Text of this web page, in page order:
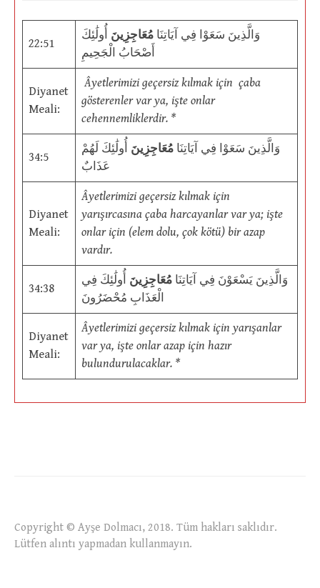
22:51
وَالَّذِينَ سَعَوْا فِي آيَاتِنَا مُعَاجِزِينَ أُولَٰئِكَ
أَصْحَابُ الْجَحِيمِ
Diyanet
Meali:
Âyetlerimizi geçersiz kılmak için çaba
gösterenler var ya, işte onlar
cehennemliklerdir. *
34:5
وَالَّذِينَ سَعَوْا فِي آيَاتِنَا مُعَاجِزِينَ أُولَٰئِكَ لَهُمْ
عَذَابٌ
Diyanet
Meali:
Âyetlerimizi geçersiz kılmak için
yarışırcasına çaba harcayanlar var ya; işte
onlar için (elem dolu, çok kötü) bir azap
vardır.
34:38
وَالَّذِينَ يَسْعَوْنَ فِي آيَاتِنَا مُعَاجِزِينَ أُولَٰئِكَ فِي
الْعَذَابِ مُحْضَرُونَ
Diyanet
Meali:
Âyetlerimizi geçersiz kılmak için yarışanlar
var ya, işte onlar azap için hazır
bulundurulacaklar. *
Copyright © Ayşe Dolmacı, 2018. Tüm hakları saklıdır.
Lütfen alıntı yapmadan kullanmayın.